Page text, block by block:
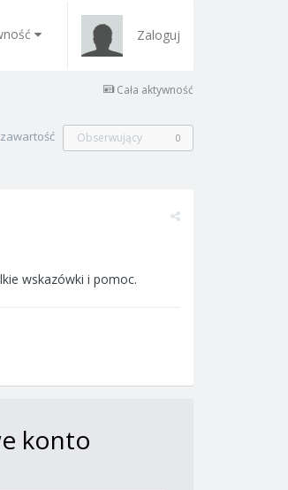
Zaloguj
Cała aktywność
Obserwujący 0
wskazówki i pomoc.
konto